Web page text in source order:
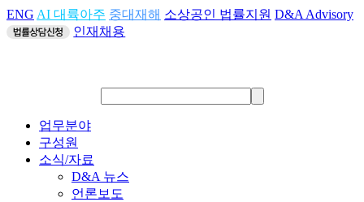
ENG AI 대륙아주 중대재해 소상공인 법률지원 D&A Advisory
인재채용
업무분야
구성원
소식/자료
D&A 뉴스
언론보도